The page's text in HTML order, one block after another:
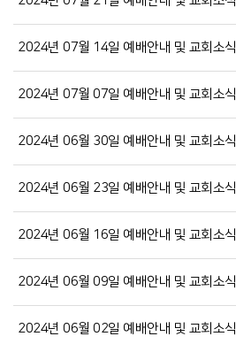
2024년 07월 14일 예배안내 및 교회소식
2024년 07월 07일 예배안내 및 교회소식
2024년 06월 30일 예배안내 및 교회소식
2024년 06월 23일 예배안내 및 교회소식
2024년 06월 16일 예배안내 및 교회소식
2024년 06월 09일 예배안내 및 교회소식
2024년 06월 02일 예배안내 및 교회소식